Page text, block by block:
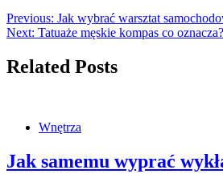
Previous: Jak wybrać warsztat
Next: Tatuaże męskie kompas co oznacza?
Related Posts
Wnętrza
Jak samemu wyprać